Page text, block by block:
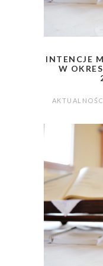
INTENCJE
W